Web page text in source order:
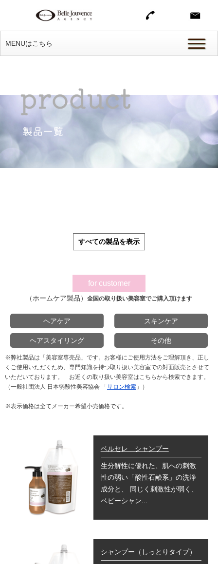
MENUはこちら
すべての製品を表示
for customer
（ホームケア製品） 全国の取り扱い美容室でご購入頂けます
ヘアケア スキンケア
ヘアスタイリング その他
※弊社製品は「美容室専売品」です。お客様にご使用方法をご理解頂き、正し
くご使用いただくため、専門知識を持つ取り扱い美容室での対面販売とさせて
いただいております。
お近くの取り扱い美容室はこちらから検索できます。
（一般社団法人 日本弱酸性美容協会 「 サロン検索 」）
※表示価格は全てメーカー希望小売価格です。
ベルセレ シャンプー
生分解性に優れた、肌への刺激
性の弱い「酸性石鹸系」の洗浄
成分と、 同じく刺激性が弱く、
ベビーシャン...
シャンプー（しっとりタイプ）